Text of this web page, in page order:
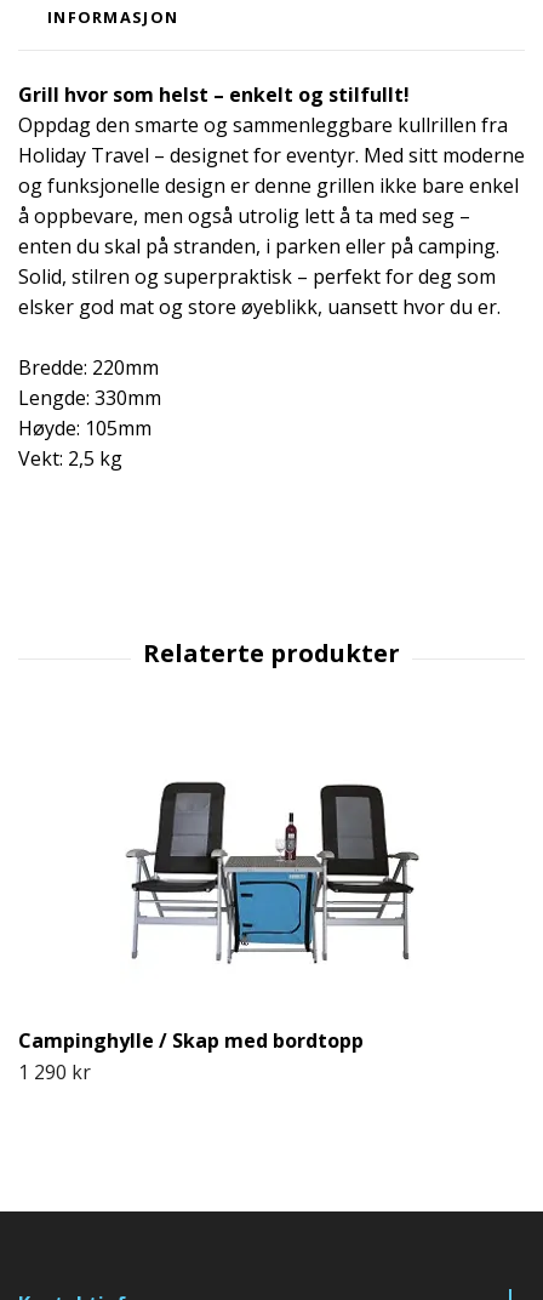
INFORMASJON
Grill hvor som helst – enkelt og stilfullt!
Oppdag den smarte og sammenleggbare kullrillen fra
Holiday Travel – designet for eventyr. Med sitt moderne
og funksjonelle design er denne grillen ikke bare enkel
å oppbevare, men også utrolig lett å ta med seg –
enten du skal på stranden, i parken eller på camping.
Solid, stilren og superpraktisk – perfekt for deg som
elsker god mat og store øyeblikk, uansett hvor du er.
Bredde: 220mm
Lengde: 330mm
Høyde: 105mm
Vekt: 2,5 kg
Campinghylle / Skap med bordtopp
1 290 kr